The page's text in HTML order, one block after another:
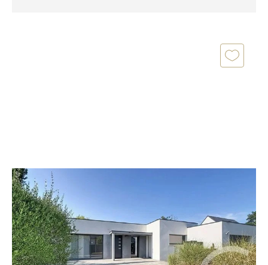
PLOEREN 56
100 m2, 4 pièces
Ref : 1460
Maison à vendre
422 300 €